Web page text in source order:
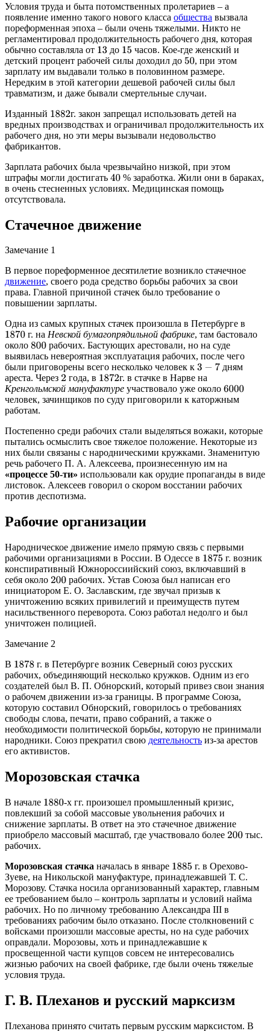
Условия труда и быта потомственных пролетариев – а
появление именно такого нового класса общества вызвала
пореформенная эпоха – были очень тяжелыми. Никто не
регламентировал продолжительность рабочего дня, которая
обычно составляла от 13 до 15 часов. Кое-где женский и
детский процент рабочей силы доходил до 50, при этом
зарплату им выдавали только в половинном размере.
Нередким в этой категории дешевой рабочей силы был
травматизм, и даже бывали смертельные случаи.
Изданный 1882г. закон запрещал использовать детей на
вредных производствах и ограничивал продолжительность их
рабочего дня, но эти меры вызывали недовольство
фабрикантов.
Зарплата рабочих была чрезвычайно низкой, при этом
штрафы могли достигать 40 % заработка. Жили они в бараках,
в очень стесненных условиях. Медицинская помощь
отсутствовала.
Стачечное движение
Замечание 1
В первое пореформенное десятилетие возникло стачечное
движение, своего рода средство борьбы рабочих за свои
права. Главной причиной стачек было требование о
повышении зарплаты.
Одна из самых крупных стачек произошла в Петербурге в
1870 г. наНевской бумагопрядильной фабрике, там бастовало
около 800рабочих. Бастующих арестовали, но на суде
выявилась невероятная эксплуатация рабочих, после чего
были приговорены всего несколько человек к 3 −7
дням
ареста. Через 2 года, в 1872г. в стачке в Нарве на
Кренгольмской мануфактуре участвовало уже около 6000
человек, зачинщиков по суду приговорили к каторжным
работам.
Постепенно среди рабочих стали выделяться вожаки, которые
пытались осмыслить свое тяжелое положение. Некоторые из
них были связаны с народническими кружками. Знаменитую
речь рабочего П. А. Алексеева, произнесенную им на
«процессе 50-ти» использовали как орудие пропаганды в виде
листовок. Алексеев говорил о скором восстании рабочих
против деспотизма.
Рабочие организации
Народническое движение имело прямую связь с первыми
рабочими организациями в России. В Одессе в 1875 г. возник
конспиративный Южнороссиийский союз, включавший в
себя около 200рабочих. Устав Союза был написан его
инициатором Е. О. Заславским, где звучал призыв к
уничтожению всяких привилегий и преимуществ путем
насильственного переворота. Союз работал недолго и был
уничтожен полицией.
Замечание 2
В 1878 г. в Петербурге возник Северный союз русских
рабочих, объединяющий несколько кружков. Одним из его
создателей был В. П. Обнорский, который привез свои знания
о рабочем движении из-за границы. В программе Союза,
которую составил Обнорский, говорилось о требованиях
свободы слова, печати, право собраний, а также о
необходимости политической борьбы, которую не принимали
народники. Союз прекратил свою деятельность из-за арестов
его активистов.
Морозовская стачка
В начале 1880-х гг. произошел промышленный кризис,
повлекший за собой массовые увольнения рабочих и
снижение зарплаты. В ответ на это стачечное движение
приобрело массовый масштаб, где участвовало более 200тыс.
рабочих.
Морозовская стачка началась в январе 1885 г. в Орехово-
Зуеве, на Никольской мануфактуре, принадлежавшей Т. С.
Морозову. Стачка носила организованный характер, главным
ее требованием было – контроль зарплаты и условий найма
рабочих. Но по личному требованию Александра III в
требованиях рабочим было отказано. После столкновений с
войсками произошли массовые аресты, но на суде рабочих
оправдали. Морозовы, хоть и принадлежавшие к
просвещенной части купцов совсем не интересовались
жизнью рабочих на своей фабрике, где были очень тяжелые
условия труда.
Г. В. Плеханов и русский марксизм
Плеханова принято считать первым русским марксистом. В